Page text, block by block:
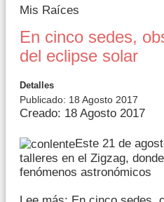
Mis Raíces
En cinco sedes,
del eclipse solar
Detalles
Publicado: 18 Agosto 2017
Creado: 18 Agosto 2017
Este 21 de
talleres en el Zigzag,
fenómenos astronómicos